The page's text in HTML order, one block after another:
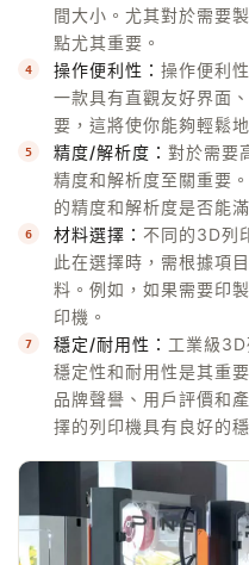
間大小。尤其對於需要
點尤其重要。
操作便利性： 操作便利
一款具有直觀友好界面
要，這將使你能夠輕鬆
精度/解析度： 對於需要
精度和解析度至關重要
的精度和解析度是否能
材料選擇： 不同的3D列
此在選擇時，需根據項
料。例如，如果需要印
印機。
穩定/耐用性： 工業級
穩定性和耐用性是其重
品牌聲譽、用戶評價和
擇的列印機具有良好的